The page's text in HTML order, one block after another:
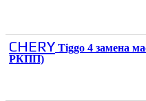
CHERY Tiggo 4 замена
РКПП)